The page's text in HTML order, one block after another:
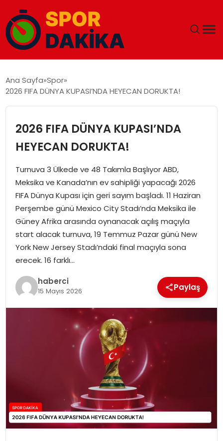
DÜNYA
EĞITIM
EKONOMI
MAGAZIN
SAĞLIK
SIYASET
SPOR
Ana Sayfa Spor
2026 FIFA DÜNYA KUPASI’NDA HEYECAN DORUKTA!
2026 FIFA DÜNYA KUPASI’NDA
HEYECAN DORUKTA!
Turnuva 3 Ülkede ve 48 Takımla Başlıyor ABD,
Meksika ve Kanada’nın ev sahipliği yapacağı 2026
FIFA Dünya Kupası için geri sayım başladı. 11 Haziran
Perşembe günü Mexico City Stadı’nda Meksika ile
Güney Afrika arasında oynanacak açılış maçıyla
start alacak turnuva, 19 Temmuz Pazar günü New
York New Jersey Stadı’ndaki final maçıyla sona
erecek. 16 farklı…
haberci
15 Mayıs 2026 Paylaş